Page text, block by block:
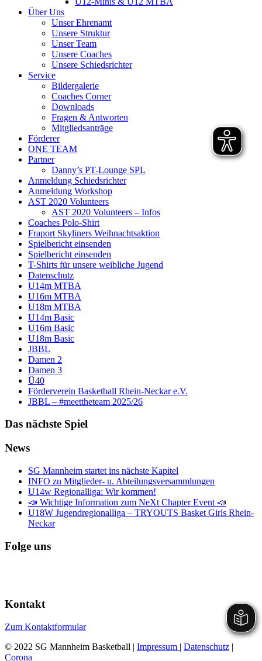
Über Uns
Unser Ehrenamt
Unsere Struktur
Unser Team
Unsere Coaches
Unsere Schiedsrichter
Service
Bildergalerie
Coaches Corner
Downloads
Fragen & Antworten
Mitgliedsanträge
Förderer
ONE TEAM
Partner
Danny’s PT-Lounge SPL
Anmeldung Schiedsrichter
Anmeldung Workshop
AST 2020 Volunteers
AST 2020 Volunteers – Infos
Coaches Polo-Shirt
Fraport Skyliners Weihnachtsaktion
Spielbericht einsenden
Spielbericht einsenden
T-Shirts für unsere weibliche Jugend
Datenschutz
U14m MTBA
U16m MTBA
U18m MTBA
U14m Basic
U16m Basic
U18m Basic
JBBL
Damen 2
Damen 3
Ü40
Förderverein Basketball Rhein-Neckar e.V.
JBBL – #meettheteam 2025/26
Das nächste Spiel
News
SG Mannheim startet ins nächste Kapitel
INFO zu Mitglieder- u. Abteilungsversammlungen
U14w Regionalliga: Wir kommen!
📣 Wichtige Information zum NeXt Chapter Event 📣
U18W Jugendregionalliga – TRYOUTS Basket Girls Rhein-
Neckar
Folge uns
Kontakt
Zum Kontaktformular
© 2022 SG Mannheim Basketball | Impressum | Datenschutz |
Corona